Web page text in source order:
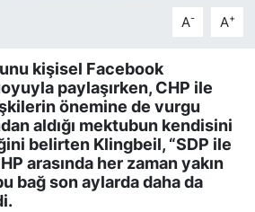
A- A+
kişisel Facebook
paylaşırken, CHP ile
önemine de vurgu
aldığı mektubun kendisini
belirten Klingbeil, “SDP ile
arasında her zaman yakın
bağ son aylarda daha da